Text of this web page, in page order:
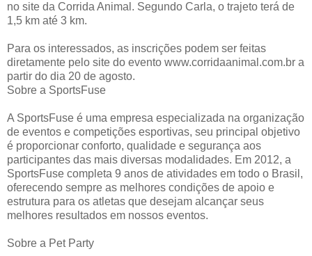
no site da Corrida Animal. Segundo Carla, o trajeto terá de
1,5 km até 3 km.
Para os interessados, as inscrições podem ser feitas
diretamente pelo site do evento www.corridaanimal.com.br a
partir do dia 20 de agosto.
Sobre a SportsFuse
A SportsFuse é uma empresa especializada na organização
de eventos e competições esportivas, seu principal objetivo
é proporcionar conforto, qualidade e segurança aos
participantes das mais diversas modalidades. Em 2012, a
SportsFuse completa 9 anos de atividades em todo o Brasil,
oferecendo sempre as melhores condições de apoio e
estrutura para os atletas que desejam alcançar seus
melhores resultados em nossos eventos.
Sobre a Pet Party